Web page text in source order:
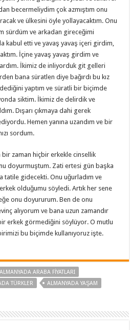
becermeliydim çok azmıştım onu
ve ülkesini öyle yollayacaktım. Onu
sürdüm ve arkadan gireceğimi
kabul etti ve yavaş yavaş içeri girdim,
İçine yavaş yavaş girdim ve
İkimiz de inliyorduk git gelleri
bana süratlen diye bağırdı bu kız
yaptım ve süratli bir biçimde
siktim. İkimiz de delirdik ve
Dışarı çıkmaya dahi gerek
Hemen yanına uzandım ve bir
sordum.
bir zaman hiçbir erkekle cinsellik
doyurmuştum. Zati ertesi gün başka
tatile gidecekti. Onu uğurladım ve
olduğumu söyledi. Artık her sene
onu doyururum. Ben de onu
alıyorum ve bana uzun zamandır
erkek görmediğini söylüyor. O mutlu
bu biçimde kullanıyoruz işte.
ALMANYADA ARABA FIYATLARI
TÜRKLER ALMANYADA YAŞAM